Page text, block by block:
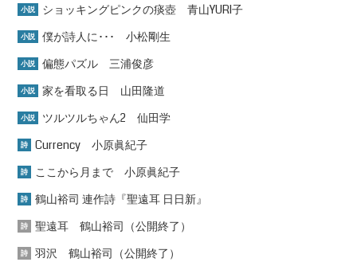
小説 ショッキングピンクの痰壺 青山YURI子
小説 僕が詩人に･･･ 小松剛生
小説 偏態パズル 三浦俊彦
小説 家を看取る日 山田隆道
小説 ツルツルちゃん2 仙田学
詩 Currency 小原眞紀子
詩 ここから月まで 小原眞紀子
詩 鶴山裕司 連作詩『聖遠耳 日日新』
詩 聖遠耳 鶴山裕司（公開終了）
詩 羽沢 鶴山裕司（公開終了）